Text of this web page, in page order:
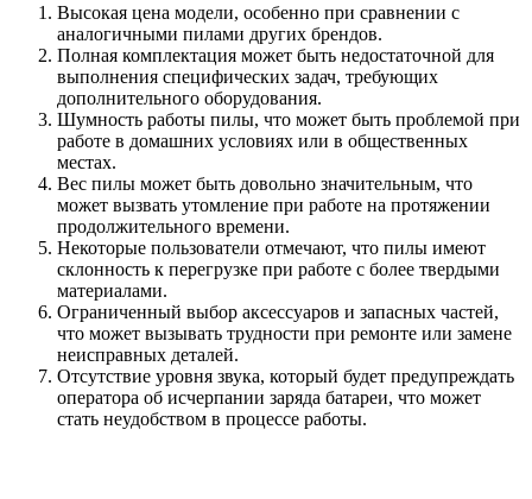
Высокая цена модели, особенно при сравнении с
аналогичными пилами других брендов.
Полная комплектация может быть недостаточной для
выполнения специфических задач, требующих
дополнительного оборудования.
Шумность работы пилы, что может быть проблемой при
работе в домашних условиях или в общественных
местах.
Вес пилы может быть довольно значительным, что
может вызвать утомление при работе на протяжении
продолжительного времени.
Некоторые пользователи отмечают, что пилы имеют
склонность к перегрузке при работе с более твердыми
материалами.
Ограниченный выбор аксессуаров и запасных частей,
что может вызывать трудности при ремонте или замене
неисправных деталей.
Отсутствие уровня звука, который будет предупреждать
оператора об исчерпании заряда батареи, что может
стать неудобством в процессе работы.